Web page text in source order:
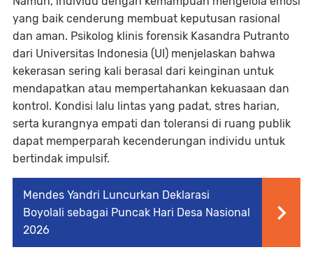
yang baik cenderung membuat keputusan rasional
dan aman. Psikolog klinis forensik Kasandra Putranto
dari Universitas Indonesia (UI) menjelaskan bahwa
kekerasan sering kali berasal dari keinginan untuk
mendapatkan atau mempertahankan kekuasaan dan
kontrol. Kondisi lalu lintas yang padat, stres harian,
serta kurangnya empati dan toleransi di ruang publik
dapat memperparah kecenderungan individu untuk
bertindak impulsif.
Mendes Yandri Luncurkan Deklarasi
Boyolali sebagai Puncak Hari Desa Nasional
2026